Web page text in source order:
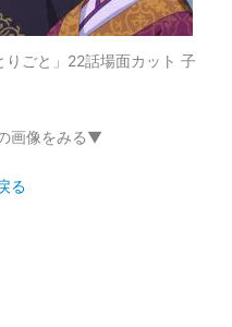
りごと」22話場面カット 子
画像をみる▼
る